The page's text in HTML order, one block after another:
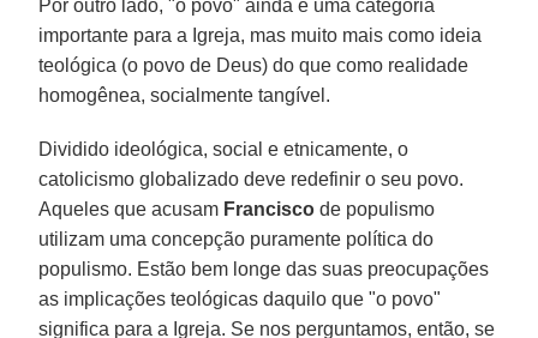
Por outro lado, "o povo" ainda é uma categoria
importante para a Igreja, mas muito mais como ideia
teológica (o povo de Deus) do que como realidade
homogênea, socialmente tangível.
Dividido ideológica, social e etnicamente, o
catolicismo globalizado deve redefinir o seu povo.
Aqueles que acusam Francisco de populismo
utilizam uma concepção puramente política do
populismo. Estão bem longe das suas preocupações
as implicações teológicas daquilo que "o povo"
significa para a Igreja. Se nos perguntamos, então, se